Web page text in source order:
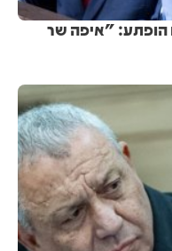
הופתע: "איפה שר